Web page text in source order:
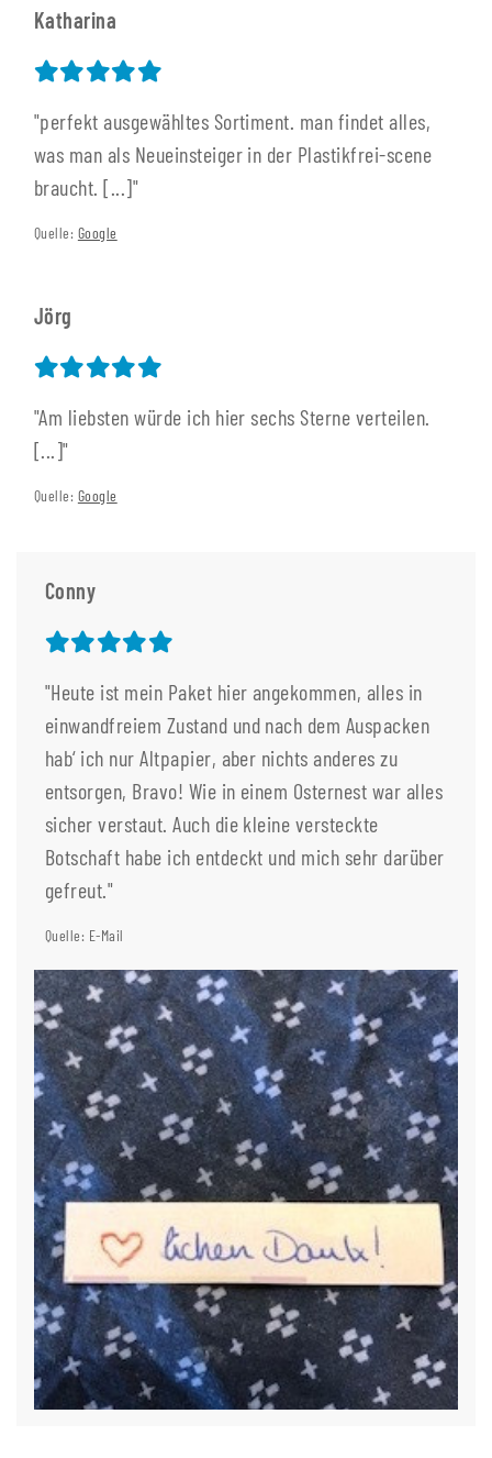
Katharina
"perfekt ausgewähltes Sortiment. man findet alles,
was man als Neueinsteiger in der Plastikfrei-scene
braucht. [...]"
Quelle: Google
Jörg
"Am liebsten würde ich hier sechs Sterne verteilen.
[...]"
Quelle: Google
Conny
"Heute ist mein Paket hier angekommen, alles in
einwandfreiem Zustand und nach dem Auspacken
hab‘ ich nur Altpapier, aber nichts anderes zu
entsorgen, Bravo! Wie in einem Osternest war alles
sicher verstaut. Auch die kleine versteckte
Botschaft habe ich entdeckt und mich sehr darüber
gefreut."
Quelle: E-Mail